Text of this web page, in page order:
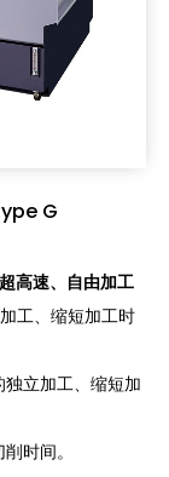
G
高速、自由加工
工、缩短加工时
立加工、缩短加
时间。